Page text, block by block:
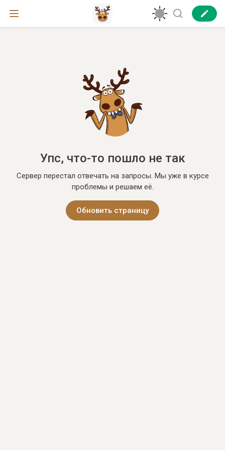
Упс, что-то пошло не так
Сервер перестал отвечать на запросы. Мы уже в курсе
проблемы и решаем её.
Обновить страницу